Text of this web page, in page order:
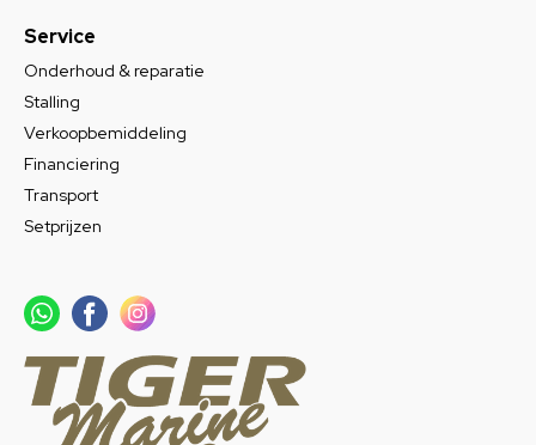
Service
Onderhoud & reparatie
Stalling
Verkoopbemiddeling
Financiering
Transport
Setprijzen